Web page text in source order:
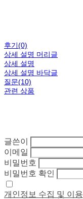
후기(0)
상세 설명 머리글
상세 설명
상세 설명 바닥글
질문(10)
관련 상품
글쓴이
이메일
비밀번호
비밀번호 확인
개인정보 수집 및 이용